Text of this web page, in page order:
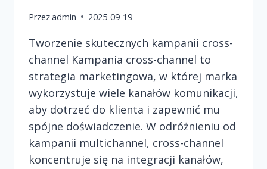
Przezadmin 2025-09-19
Tworzenie skutecznych kampanii cross-
channel Kampania cross-channel to
strategia marketingowa, w której marka
wykorzystuje wiele kanałów komunikacji,
aby dotrzeć do klienta i zapewnić mu
spójne doświadczenie. W odróżnieniu od
kampanii multichannel, cross-channel
koncentruje się na integracji kanałów,